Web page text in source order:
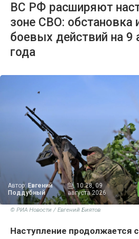
ВС РФ расширяют
зоне СВО: обстановка
боевых действий на 9
года
Автор: Евгений
Поддубный
10:28, 09
августа 2026
© РИА Новости / Евгений Биятов
Наступление продолжается